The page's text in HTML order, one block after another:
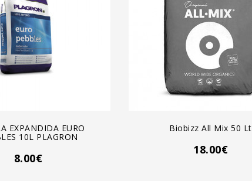
EXPANDIDA EURO
10L PLAGRON
8.00€
Biobizz All Mix 50 Lt
18.00€